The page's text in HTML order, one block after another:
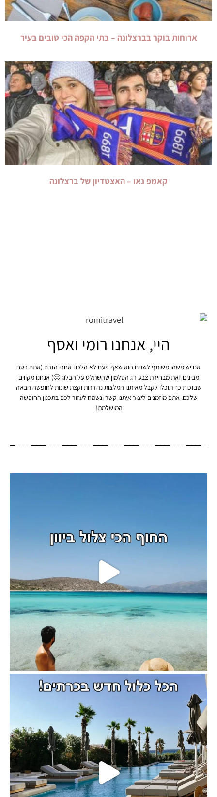
ארוחות בוקר בברצלונה – בתי הקפה הכי טובים בעיר
קאמפ נאו – האצטדיון של ברצלונה
היי, אנחנו רומי ואסף
אם יש משהו משותף לשנינו הוא שאף פעם לא הלכנו אחרי הזרם (אתם בטח
מבינים זאת מבחירת צבע דג הסלמון שהשתלט על הבלוג 🙂) אנחנו מקווים
שבזכות כך תוכלו לקבל מאיתנו המלצות נהדרות וקצת שונות לחופשה הבאה
שלכם. אתם מוזמנים ליצור איתנו קשר ונשמח לעזור לכם בתכנון החופשה
המושלמת!